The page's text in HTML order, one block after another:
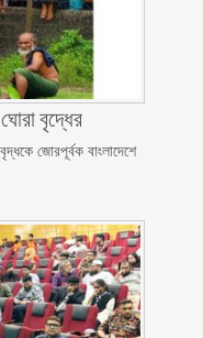
বৃদ্ধের
জোরপূর্বক বাংলাদেশে